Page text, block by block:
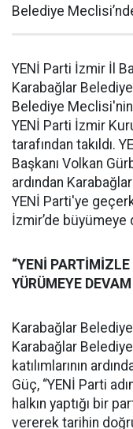
Belediye
YENİ Parti İzmir İl
Karabağlar
Belediye
YENİ Parti İzmir
tarafından takıldı.
Başkanı Volkan
ardından
YENİ Parti'ye
İzmir’de
“YENİ
YÜRÜMEYE
Karabağlar Belediye
Karabağlar
katılımlarının
Güç, “YENİ Parti
halkın yaptığı bir
vererek tarihin